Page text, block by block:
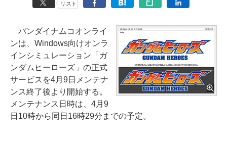
リスト
バンダイナムコオンライ
ンは、Windows向けオンラ
インシミュレーション「ガ
ンダムヒーローズ」の正式
サービスを4月9日メンテナ
ンス終了後より開始する。
メンテナンス日時は、4月9
日10時から同日16時29分までの予定。